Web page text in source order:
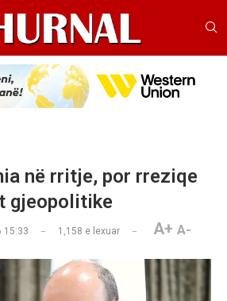
në rritje, por rreziqe
gjeopolitike
15:33 1,158 e lexuar A+ A-